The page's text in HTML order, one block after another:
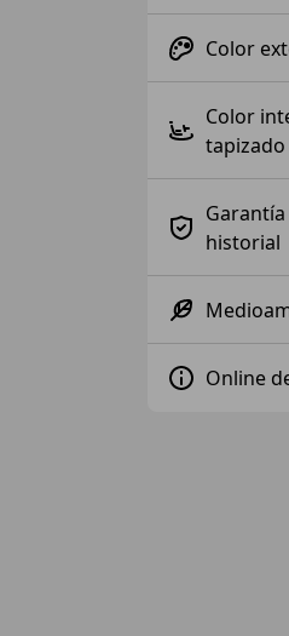
Color
Color
tapizado
Garantía
historial
Online